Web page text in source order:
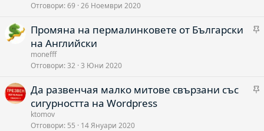
Отговори 69 26 Ноември 2020
В
Промяна на пермалинковете от Български
на Английски
monefff
Отговори 32 3 Юни 2020
В
Да развенчая малко митове свързани със
сигурността на Wordpress
ktomov
Отговори 55 14 Януари 2020